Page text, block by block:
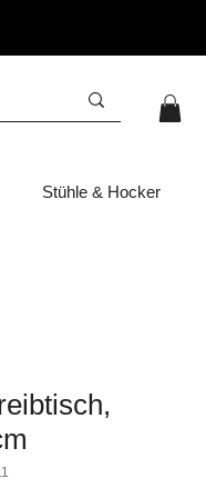
Stühle & Hocker